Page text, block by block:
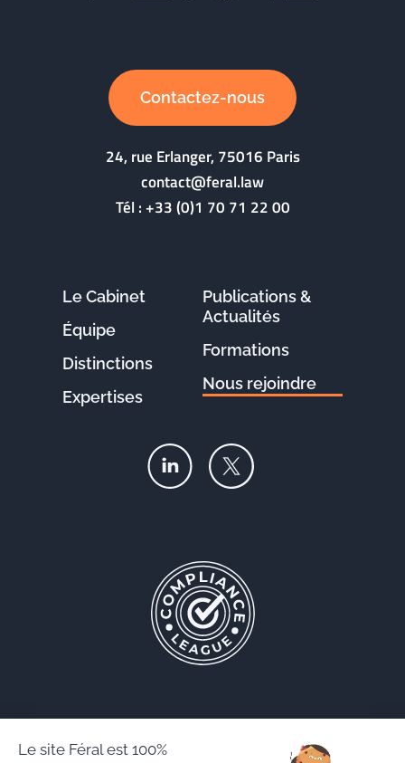
Contactez-nous
24, rue Erlanger, 75016 Paris
contact@feral.law
Tél :+33 (0)1 70 71 22 00
Le Cabinet
Équipe
Distinctions
Expertises
Publications &
Actualités
Formations
Nous rejoindre
Le site Féral est 100%